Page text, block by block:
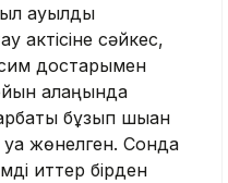
ауылдық
актісіне сәйкес,
достарымен
алаңында
бұзып шыққан
жөнелген. Сонда
иттер бірден